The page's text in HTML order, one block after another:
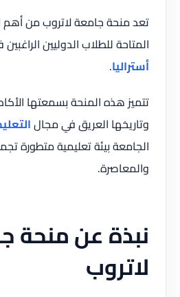
تعد منحة جامعة لاتروب من أهم
المتاحة للطلاب الدوليين
أستراليا.
تتميز هذه المنحة بسمعتها
وتاريخها العريق في مجال
الجامعة بيئة تعليمية متطورة
والمعاصرة.
نبذة عن منحة
لاتروب